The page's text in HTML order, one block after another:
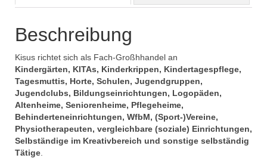
Beschreibung
Kisus richtet sich als Fach-Großhhandel an
Kindergärten, KITAs, Kinderkrippen, Kindertagespflege,
Tagesmuttis, Horte, Schulen, Jugendgruppen,
Jugendclubs, Bildungseinrichtungen, Logopäden,
Altenheime, Seniorenheime, Pflegeheime,
Behinderteneinrichtungen, WfbM, (Sport-)Vereine,
Physiotherapeuten, vergleichbare (soziale) Einrichtungen,
Selbständige im Kreativbereich und sonstige selbständig
Tätige